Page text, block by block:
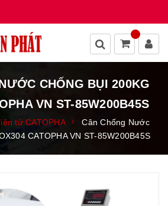
CHỐNG BỤI 200KG
VN ST-85W200B45S
tử CATOPHA
Cân Chống Nước
CATOPHA VN ST-85W200B45S